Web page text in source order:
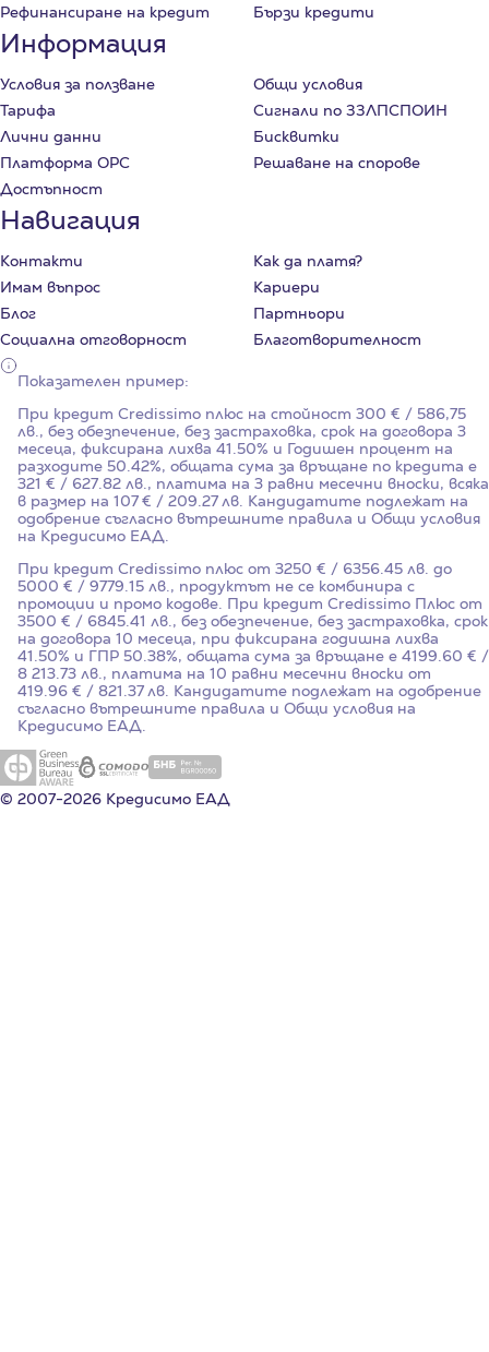
Рефинансиране на кредит
Бързи кредити
Информация
Условия за ползване
Общи условия
Тарифа
Сигнали по ЗЗЛПСПОИН
Лични данни
Бисквитки
Платформа ОРС
Решаване на спорове
Достъпност
Навигация
Контакти
Как да платя?
Имам въпрос
Кариери
Блог
Партньори
Социална отговорност
Благотворителност
Показателен пример:
При кредит Credissimo плюс на стойност 300 € / 586,75
лв., без обезпечение, без застраховка, срок на договора 3
месеца, фиксирана лихва 41.50% и Годишен процент на
разходите 50.42%, общата сума за връщане по кредита е
321 € / 627.82 лв., платима на 3 равни месечни вноски, всяка
в размер на 107 € / 209.27 лв. Кандидатите подлежат на
одобрение съгласно вътрешните правила и Общи условия
на Кредисимо ЕАД.
При кредит Credissimo плюс от 3250 € / 6356.45 лв. до
5000 € / 9779.15 лв., продуктът не се комбинира с
промоции и промо кодове. При кредит Credissimo Плюс от
3500 € / 6845.41 лв., без обезпечение, без застраховка, срок
на договора 10 месеца, при фиксирана годишна лихва
41.50% и ГПР 50.38%, общата сума за връщане е 4199.60 € /
8 213.73 лв., платима на 10 равни месечни вноски от
419.96 € / 821.37 лв. Кандидатите подлежат на одобрение
съгласно вътрешните правила и Общи условия на
Кредисимо ЕАД.
© 2007-2026 Кредисимо ЕАД